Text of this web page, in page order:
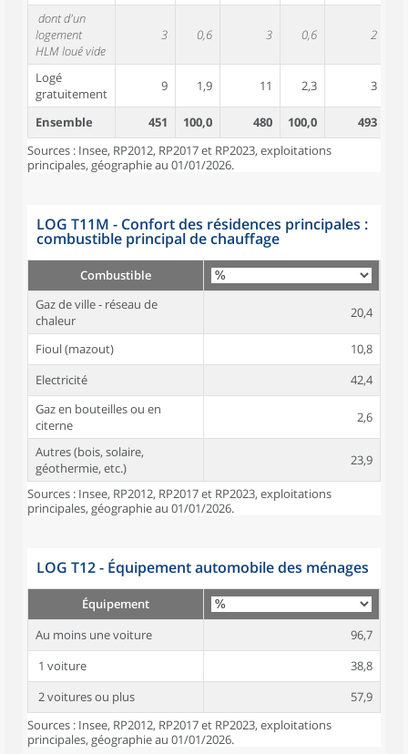
dont d'un
logement
HLM loué vide
3 0,6 3 0,6 2
Logé
gratuitement
9 1,9 11 2,3 3
Ensemble 451 100,0 480 100,0 493
Sources : Insee, RP2012, RP2017 et RP2023, exploitations
principales, géographie au 01/01/2026.
LOG T11M - Confort des résidences principales :
combustible principal de chauffage
Combustible
Gaz de ville - réseau de
chaleur
20,4
Fioul (mazout)
10,8
Electricité
42,4
Gaz en bouteilles ou en
citerne
2,6
Autres (bois, solaire,
géothermie, etc.)
23,9
Sources : Insee, RP2012, RP2017 et RP2023, exploitations
principales, géographie au 01/01/2026.
LOG T12 - Équipement automobile des ménages
Équipement
Au moins une voiture
96,7
1 voiture
38,8
2 voitures ou plus
57,9
Sources : Insee, RP2012, RP2017 et RP2023, exploitations
principales, géographie au 01/01/2026.